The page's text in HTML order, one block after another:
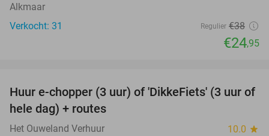
Alkmaar
Verkocht: 31
Regulier €38
€24,95
50%
Huur e-chopper (3 uur) of 'DikkeFiets' (3 uur of
hele dag) + routes
Het Ouweland Verhuur 10.0 star